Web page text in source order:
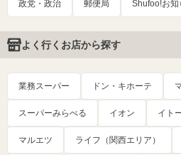
政党・政治 郵便局 Shufoo!お知
よく行くお店から探す
業務スーパー ドン・キホーテ
スーパーみらべる イオン イト
マルエツ ライフ（関西エリア）